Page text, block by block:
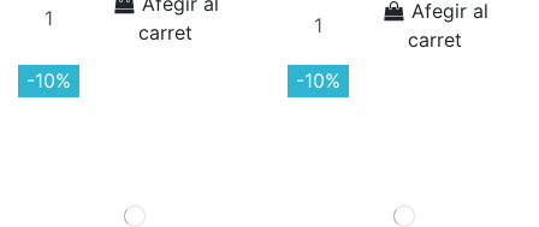
carret
Afegir al
carret
-10%
-10%